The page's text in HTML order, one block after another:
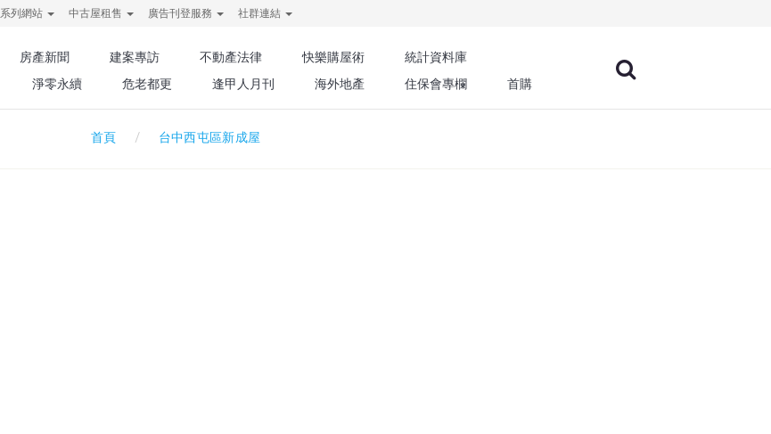
系列網站 中古屋租售 廣告刊登服務 社群連結
房產新聞 建案專訪 不動產法律 快樂購屋術
統計資料庫
淨零永續 危老都更 逢甲人月刊 海外地產 住保會專欄 首購
首頁 台中西屯區新成屋